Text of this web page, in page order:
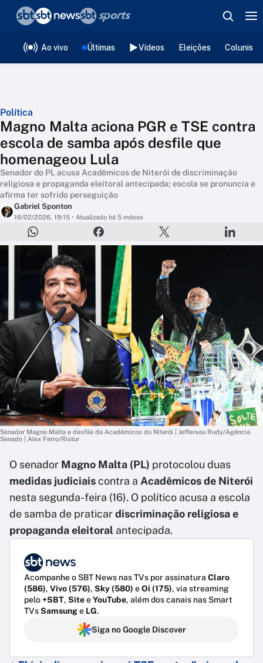
Ao vivo Últimas Vídeos Eleições
Política
Magno Malta aciona PGR e TSE contra
escola de samba após desfile que
homenageou Lula
Senador do PL acusa Acadêmicos de Niterói de discriminação
religiosa e propaganda eleitoral antecipada; escola se pronuncia e
afirma ter sofrido perseguição
Gabriel Sponton
16/02/2026, 19:15 • Atualizado há 5 mêses
Senador Magno Malta e desfile da Acadêmicos do Niterói | Jeffersou Rudy/Agência
Senado | Alex Ferro/Riotur
O senador Magno Malta (PL) protocolou duas
medidas judiciaiscontra a Acadêmicos de Niterói
nesta segunda-feira (16). O político acusa a escola
de samba de praticardiscriminação religiosa e
propaganda eleitoral antecipada.
Acompanhe o SBT News nas TVs por assinatura Claro
(586), Vivo (576), Sky (580) eOi (175), via streaming
pelo+SBT, SiteeYouTube, além dos canais nas Smart
TVsSamsunge LG.
Siga no Google Discover
❮voltar
Editorias